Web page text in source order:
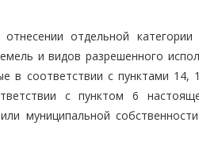
отдельной категории
и видов разрешенного
в соответствии с пунктами 14,
с пунктом 6
муниципальной